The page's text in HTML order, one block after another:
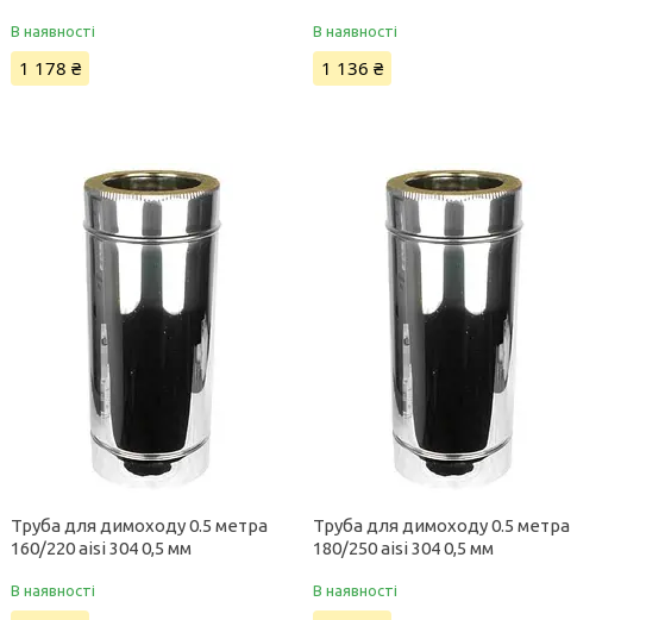
В наявності
1 178 ₴
В наявності
1 136 ₴
Труба для димоходу 0.5 метра
160/220 aisi 304 0,5 мм
В наявності
Труба для димоходу 0.5 метра
180/250 aisi 304 0,5 мм
В наявності